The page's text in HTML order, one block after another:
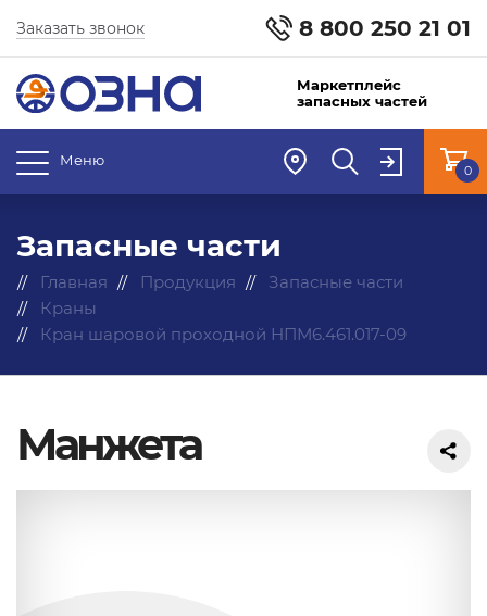
8 800 250 21 01
Заказать звонок
Маркетплейс
запасных частей
Меню
0
Запасные части
Главная Продукция
Запасные части
Краны
Кран шаровой проходной НПМ6.461.017-09
Манжета